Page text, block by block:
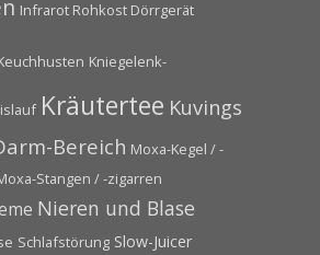
Infrarot Rohkost Dörrgerät
Kniegelenk-
Kräutertee Kuvings
Bereich Moxa-Kegel / -
Stangen / -zigarren
Nieren und Blase
Schlafstörung Slow-Juicer